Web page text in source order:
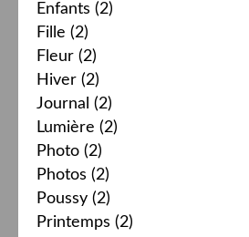
Enfants (2)
Fille (2)
Fleur (2)
Hiver (2)
Journal (2)
Lumière (2)
Photo (2)
Photos (2)
Poussy (2)
Printemps (2)